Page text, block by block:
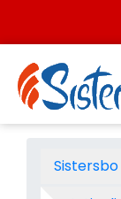
Sistersbo